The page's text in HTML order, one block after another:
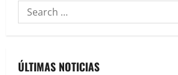
Search
for:
ÚLTIMAS NOTICIAS